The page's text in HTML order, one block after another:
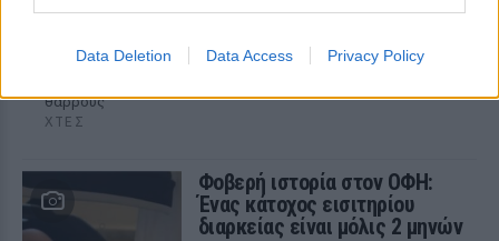
Data Deletion Data Access Privacy Policy
Ατύχημα για τον Ιβάν Σβιτάιλο στην Κέρκυρα:
Ο ηθοποιός και χορευτής μοιράστηκε στο Instagram μια
θάρρους
ΧΤΕΣ
Φοβερή ιστορία στον ΟΦΗ:
Ένας κάτοχος εισιτηρίου
διαρκείας είναι μόλις 2 μηνών